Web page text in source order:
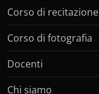
Corso di recitazione
Corso di fotografia
Docenti
Chi siamo